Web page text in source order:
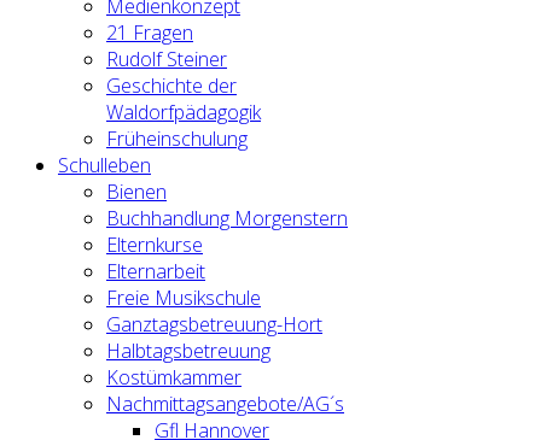
Medienkonzept
21 Fragen
Rudolf Steiner
Geschichte der
Waldorfpädagogik
Früheinschulung
Schulleben
Bienen
Buchhandlung Morgenstern
Elternkurse
Elternarbeit
Freie Musikschule
Ganztagsbetreuung-Hort
Halbtagsbetreuung
Kostümkammer
Nachmittagsangebote/AG´s
Gfl Hannover